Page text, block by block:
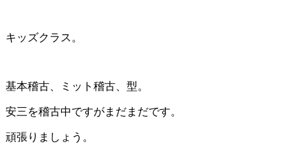
キッズクラス。
基本稽古、ミット稽古、型。
安三を稽古中ですがまだまだです。
頑張りましょう。